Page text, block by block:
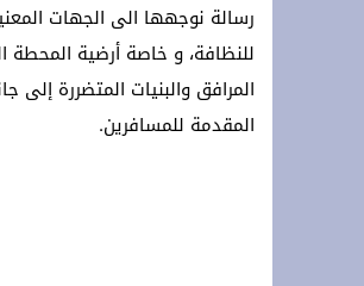
رسالة نوجهها الى الجهات
للنظافة، و خاصة أرضية المحطة
المرافق والبنيات المتضررة
المقدمة للمسافرين.